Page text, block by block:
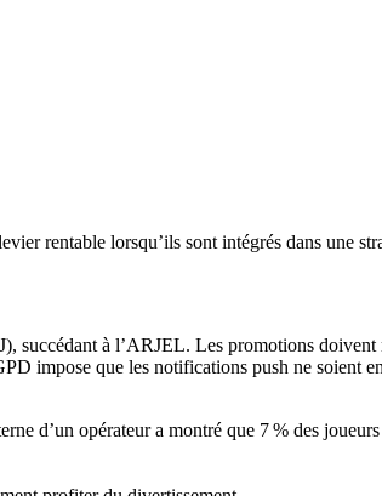
rentable lorsqu’ils sont intégrés dans une
à l’ARJEL. Les promotions
impose que les notifications push ne soient
d’un opérateur a montré que 7 % des